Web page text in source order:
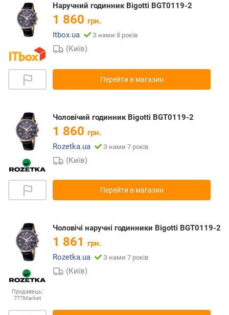
Наручний годинник Bigotti BGT0119-2
1 860 грн.
Itbox.ua
З нами 8 років
(Київ)
Перейти в магазин
Чоловічий годинник Bigotti BGT0119-2
1 860 грн.
Rozetka.ua
З нами 7 років
(Київ)
Перейти в магазин
Продавець:
777Market
Чоловічі наручні годинники Bigotti BGT0119-2
1 861 грн.
Rozetka.ua
З нами 7 років
(Київ)